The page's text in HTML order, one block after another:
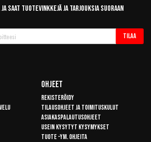
saat tuotevinkkejä ja tarjouksia suoraan
Tilaa
Ohjeet
Rekisteröidy
Tilausohjeet ja toimituskulut
Asiakaspalautusohjeet
Usein kysytyt kysymykset
Tuote -ym. ohjeita